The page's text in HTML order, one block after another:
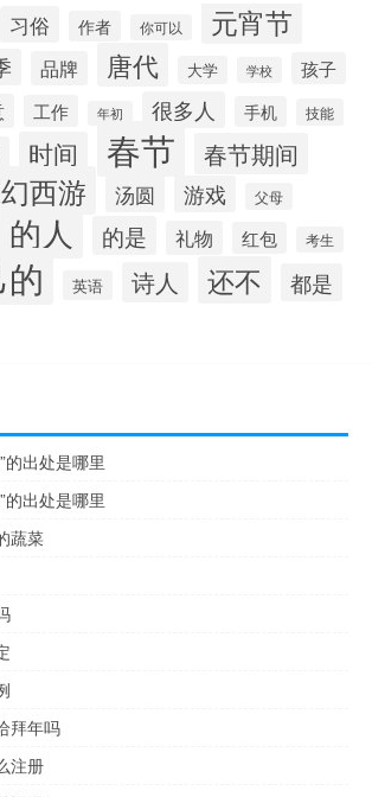
习俗 作者 你可以 元宵节
品牌 唐代 大学 学校 孩子
工作 年初 很多人 手机 技能
时间 春节 春节期间
西游 汤圆 游戏 父母
的人 的是 礼物 红包 考生
英语 诗人 还不 都是
的出处是哪里
的出处是哪里
蔬菜
拜年吗
注册